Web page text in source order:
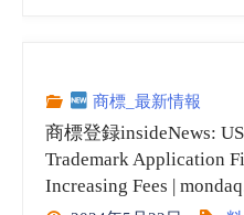
録
商標_最新情報
商標登録insideNews:
Trademark Application
Increasing Fees |